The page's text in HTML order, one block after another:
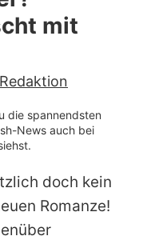
mit
die spannendsten
News auch bei
doch kein
Romanze!